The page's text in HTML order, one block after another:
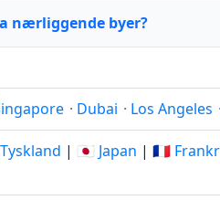
nærliggende byer?
· Dubai · Los Angeles
| 🇯🇵 Japan | 🇫🇷